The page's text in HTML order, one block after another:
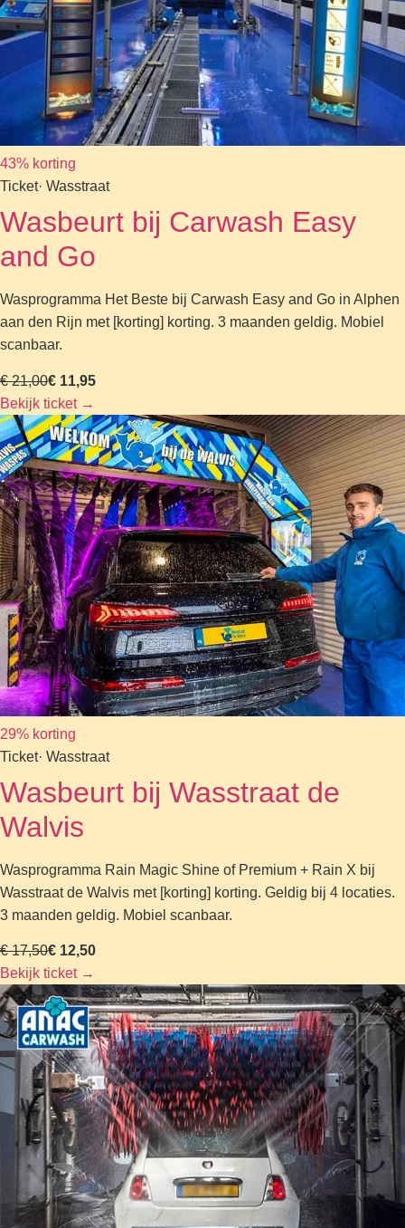
43% korting
Ticket· Wasstraat
Wasbeurt bij Carwash Easy
and Go
Wasprogramma Het Beste bij Carwash Easy and Go in Alphen
aan den Rijn met [korting] korting. 3 maanden geldig. Mobiel
scanbaar.
€ 21,00€ 11,95
Bekijk ticket →
29% korting
Ticket· Wasstraat
Wasbeurt bij Wasstraat de
Walvis
Wasprogramma Rain Magic Shine of Premium + Rain X bij
Wasstraat de Walvis met [korting] korting. Geldig bij 4 locaties.
3 maanden geldig. Mobiel scanbaar.
€ 17,50€ 12,50
Bekijk ticket →